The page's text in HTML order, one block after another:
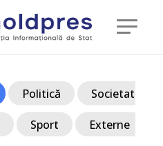
Politică Societate
Sport Externe